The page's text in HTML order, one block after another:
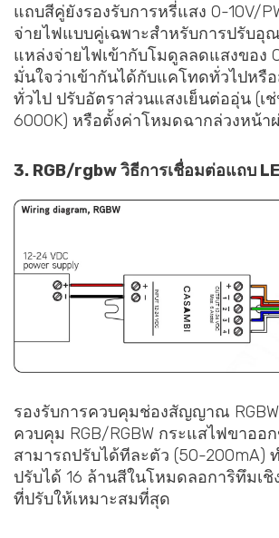
แถบสีคู่ยังรองรับการหรี่แสง 0-10V/
จ่ายไฟแบบคู่เฉพาะสำหรับการปรับอุ
แหล่งจ่ายไฟเข้ากับโมดูลลดแสงของ
มั่นใจว่าเข้ากันได้กับแคโทดทั่วไปหรื
ทั่วไป ปรับอัตราส่วนแสงเย็นต่ออุ่น (เ
6000K) หรือตั้งค่าโหมดฉากล่วงหน้า
3. RGB/rgbwวิธีการเชื่อมต่อแถบ
รองรับการควบคุมช่องสัญญาณ
ควบคุม RGB/RGBW กระแสไฟขาออ
สามารถปรับได้ทีละตัว (50-200mA)
ปรับได้ 16 ล้านสีในโหมดลอการิทึมเชิ
ที่ปรับให้เหมาะสมที่สุด